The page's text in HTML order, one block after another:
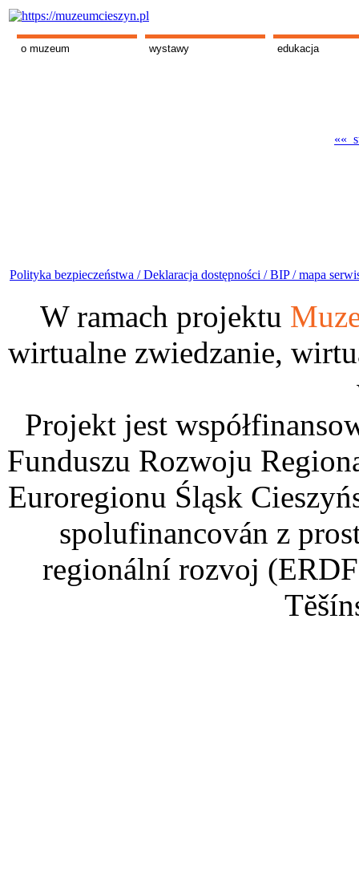
o muzeum wystawy edukacja
««
Polityka bezpieczeństwa /Deklaracja dostępności /BIP /mapa
W ramach projektu
wirtualne zwiedzanie,
Projekt jest
Funduszu Rozwoju
Euroregionu Śląsk
spolufinancován z
regionální rozvoj